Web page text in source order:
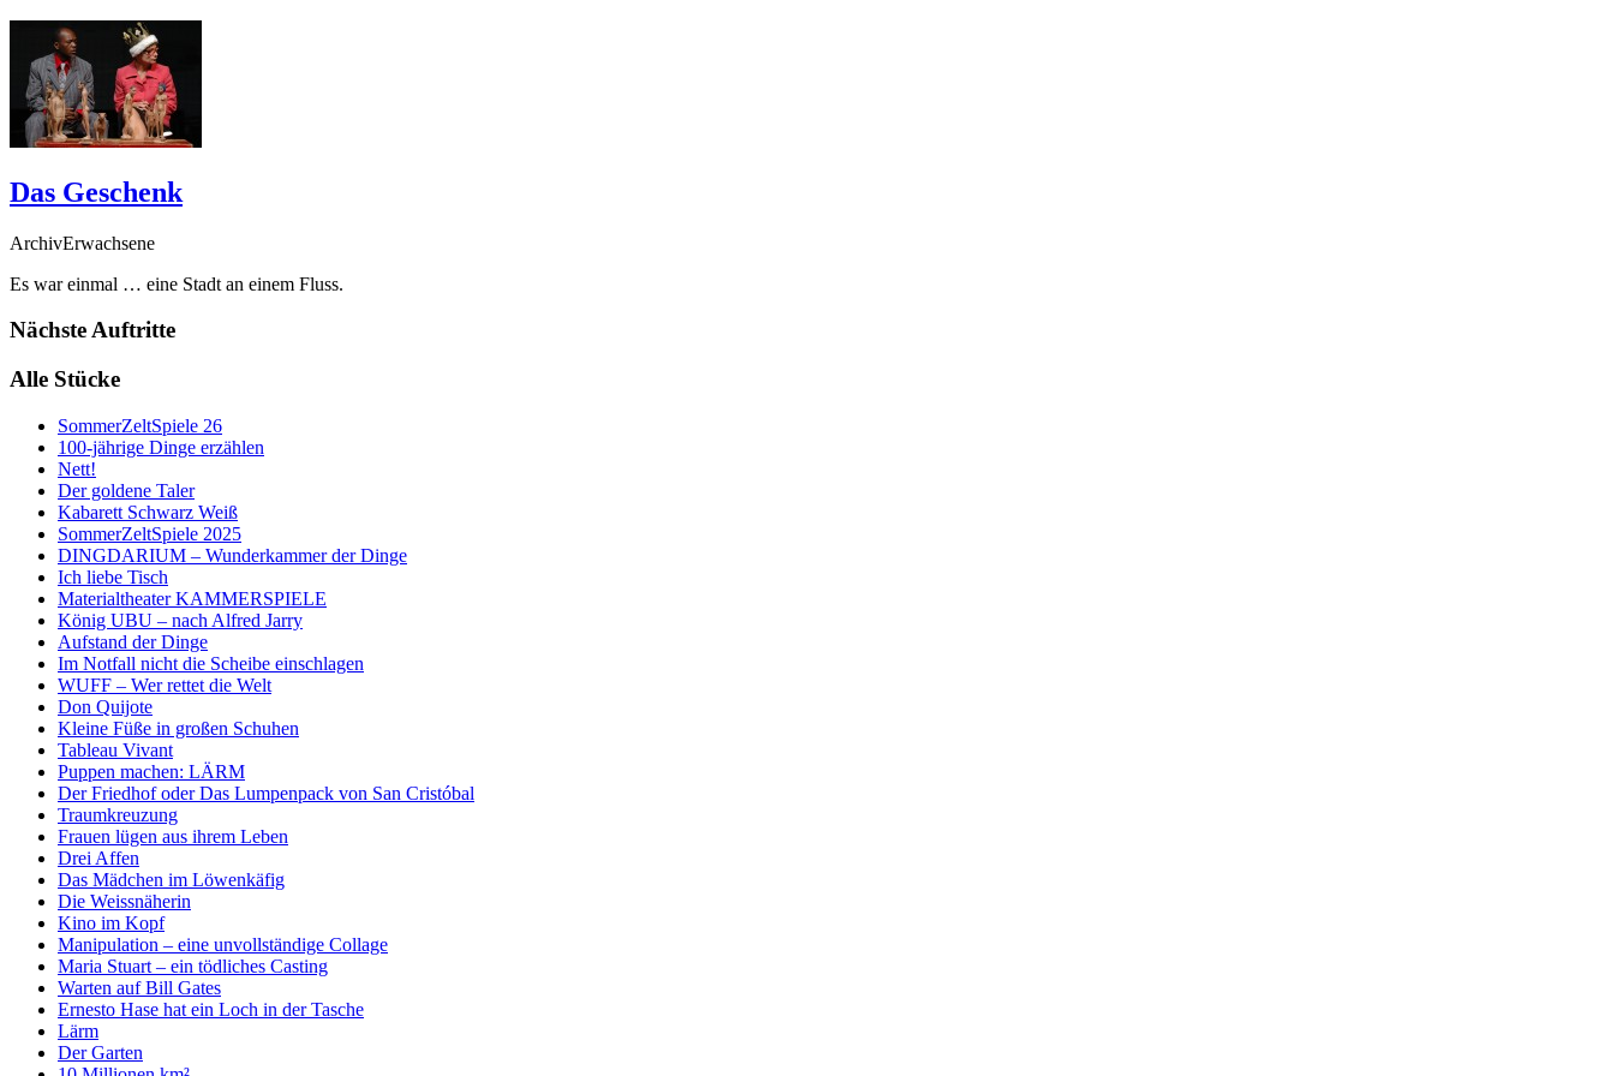
Das Geschenk
ArchivErwachsene
Es war einmal … eine Stadt an einem Fluss.
Nächste Auftritte
Alle Stücke
SommerZeltSpiele 26
100-jährige Dinge erzählen
Nett!
Der goldene Taler
Kabarett Schwarz Weiß
SommerZeltSpiele 2025
DINGDARIUM – Wunderkammer der Dinge
Ich liebe Tisch
Materialtheater KAMMERSPIELE
König UBU – nach Alfred Jarry
Aufstand der Dinge
Im Notfall nicht die Scheibe einschlagen
WUFF – Wer rettet die Welt
Don Quijote
Kleine Füße in großen Schuhen
Tableau Vivant
Puppen machen: LÄRM
Der Friedhof oder Das Lumpenpack von San Cristóbal
Traumkreuzung
Frauen lügen aus ihrem Leben
Drei Affen
Das Mädchen im Löwenkäfig
Die Weissnäherin
Kino im Kopf
Manipulation – eine unvollständige Collage
Maria Stuart – ein tödliches Casting
Warten auf Bill Gates
Ernesto Hase hat ein Loch in der Tasche
Lärm
Der Garten